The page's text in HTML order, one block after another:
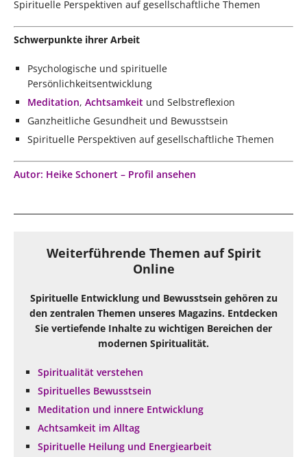
Spirituelle Perspektiven auf gesellschaftliche Themen
Schwerpunkte ihrer Arbeit
Psychologische und spirituelle
Persönlichkeitsentwicklung
Meditation, Achtsamkeit und Selbstreflexion
Ganzheitliche Gesundheit und Bewusstsein
Spirituelle Perspektiven auf gesellschaftliche Themen
Autor: Heike Schonert – Profil ansehen
Weiterführende Themen auf Spirit
Online
Spirituelle Entwicklung und Bewusstsein gehören zu
den zentralen Themen unseres Magazins. Entdecken
Sie vertiefende Inhalte zu wichtigen Bereichen der
modernen Spiritualität.
Spiritualität verstehen
Spirituelles Bewusstsein
Meditation und innere Entwicklung
Achtsamkeit im Alltag
Spirituelle Heilung und Energiearbeit